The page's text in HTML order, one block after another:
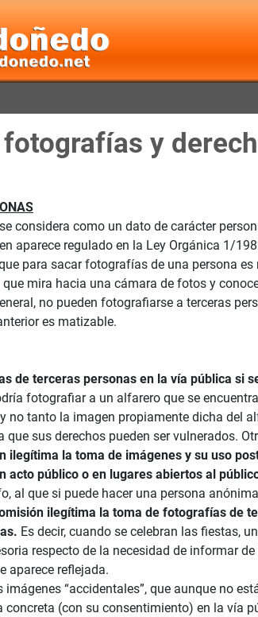
y
considera como un dato de carácter
aparece regulado en la Ley Orgánica 1/
para sacar fotografías de una persona
mira hacia una cámara de fotos y
no pueden fotografiarse a terceras
es matizable.
de terceras personas en la vía pública si
fotografiar a un alfarero que se
no tanto la imagen propiamente dicha del
que sus derechos pueden ser vulnerados.
ilegítima la toma de imágenes y su uso
acto público o en lugares abiertos al
al que si puede hacer una persona
ilegítima la toma de fotografías de
Es decir, cuando se celebran las fiestas,
respecto de la necesidad de informar
aparece reflejada.
imágenes “accidentales”, que aunque no
concreta (con su consentimiento) en la vía